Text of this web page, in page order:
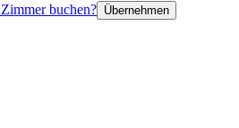
buchen? Übernehmen